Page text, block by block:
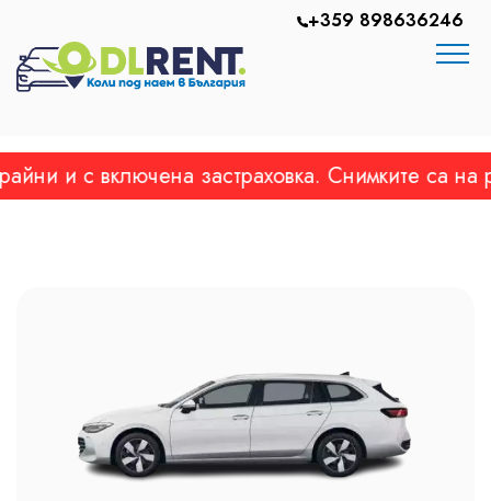
+359 898636246
и с включена застраховка. Снимките са на